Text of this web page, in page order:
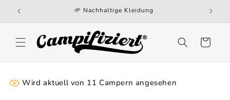
zum
Inhalt
🌱 Nachhaltige Kleidung
Warenkorb
Wird aktuell von 11 Campern angesehen